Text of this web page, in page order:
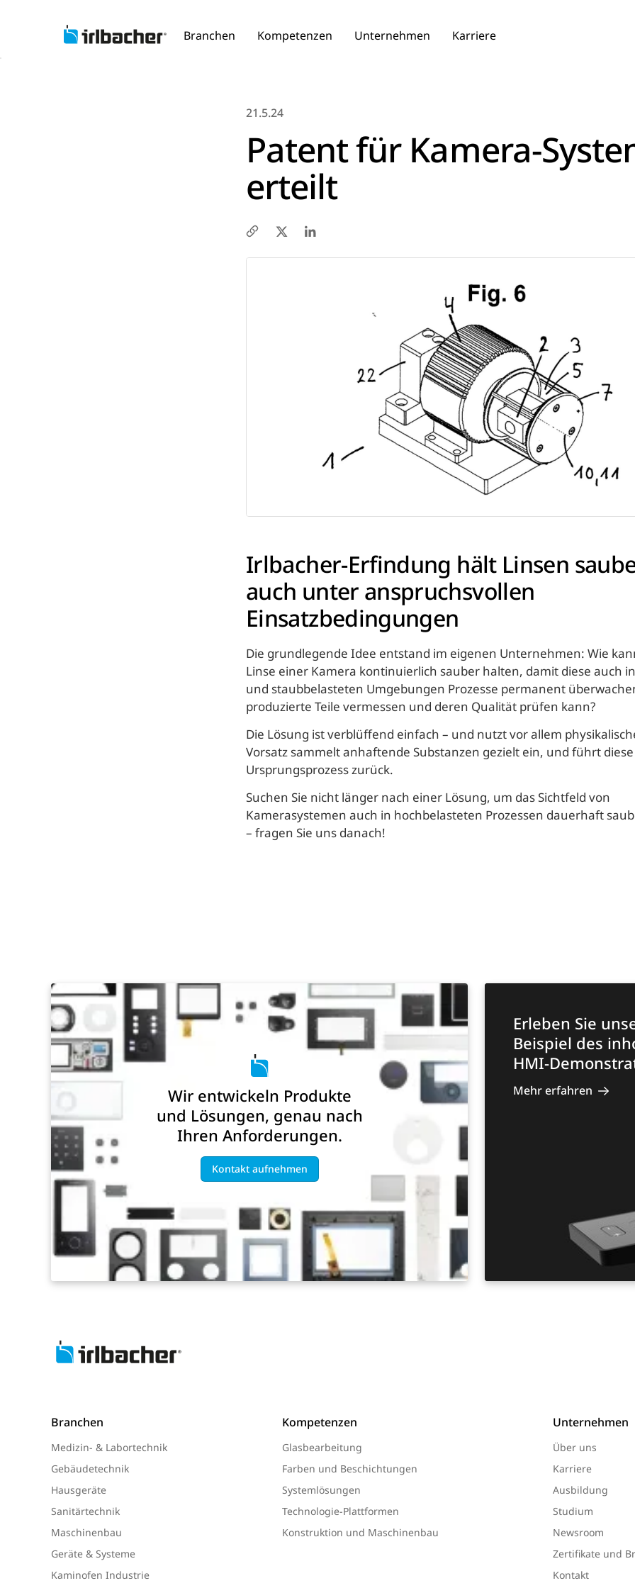
Branchen Kompetenzen Unternehmen Karriere
21.5.24
Patent für Kamera-
erteilt
Irlbacher-Erfindung hält Linsen
auch unter anspruchsvollen
Einsatzbedingungen
Die grundlegende Idee entstand im eigenen Unternehmen: Wie
Linse einer Kamera kontinuierlich sauber halten, damit diese auch
und staubbelasteten Umgebungen Prozesse permanent
produzierte Teile vermessen und deren Qualität prüfen kann?
Die Lösung ist verblüffend einfach – und nutzt vor allem
Vorsatz sammelt anhaftende Substanzen gezielt ein, und führt
Ursprungsprozess zurück.
Suchen Sie nicht länger nach einer Lösung, um das Sichtfeld von
Kamerasystemen auch in hochbelasteten Prozessen dauerhaft
– fragen Sie uns danach!
Wir entwickeln Produkte
und Lösungen, genau nach
Ihren Anforderungen.
Kontakt aufnehmen
Erleben Sie
Beispiel des
HMI-
Mehr erfahren
Branchen
Medizin- & Labortechnik
Gebäudetechnik
Hausgeräte
Sanitärtechnik
Maschinenbau
Geräte & Systeme
Kaminofen Industrie
Kompetenzen
Glasbearbeitung
Farben und Beschichtungen
Systemlösungen
Technologie-Plattformen
Konstruktion und Maschinenbau
Unternehmen
Über uns
Karriere
Ausbildung
Studium
Newsroom
Zertifikate und
Kontakt